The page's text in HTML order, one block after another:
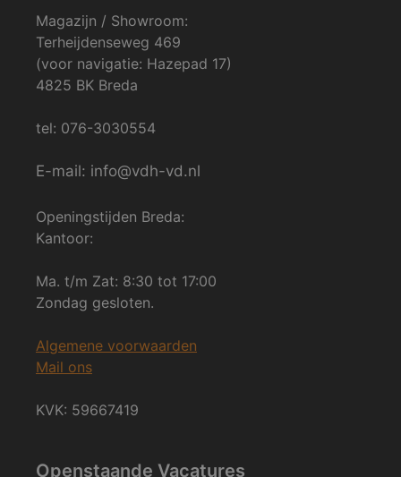
Magazijn / Showroom:
Terheijdenseweg 469
(voor navigatie: Hazepad 17)
4825 BK Breda
tel: 076-3030554
E-mail: info@vdh-vd.nl
Openingstijden Breda:
Kantoor:
Ma. t/m Zat: 8:30 tot 17:00
Zondag gesloten.
Algemene voorwaarden
Mail ons
KVK: 59667419
Openstaande Vacatures